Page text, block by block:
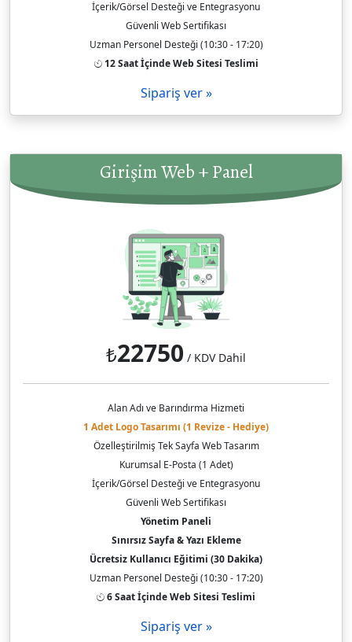
İçerik/Görsel Desteği ve Entegrasyonu
Güvenli Web Sertifikası
Uzman Personel Desteği (10:30 - 17:20)
12 Saat İçinde Web Sitesi Teslimi
Sipariş ver »
Girişim Web + Panel
₺22750 / KDV Dahil
Alan Adı ve Barındırma Hizmeti
1 Adet Logo Tasarımı (1 Revize - Hediye)
Özelleştirilmiş Tek Sayfa Web Tasarım
Kurumsal E-Posta (1 Adet)
İçerik/Görsel Desteği ve Entegrasyonu
Güvenli Web Sertifikası
Yönetim Paneli
Sınırsız Sayfa & Yazı Ekleme
Ücretsiz Kullanıcı Eğitimi (30 Dakika)
Uzman Personel Desteği (10:30 - 17:20)
6 Saat İçinde Web Sitesi Teslimi
Sipariş ver »